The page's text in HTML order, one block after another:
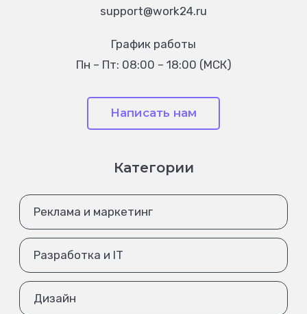
support@work24.ru
График работы
Пн – Пт: 08:00 – 18:00 (МСК)
Написать нам
Категории
Реклама и маркетинг
Разработка и IT
Дизайн